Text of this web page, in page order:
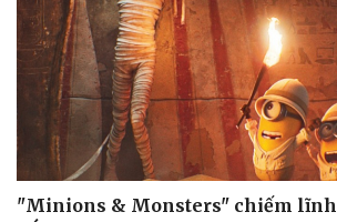
Di sản
"Minions & Monsters" chiếm